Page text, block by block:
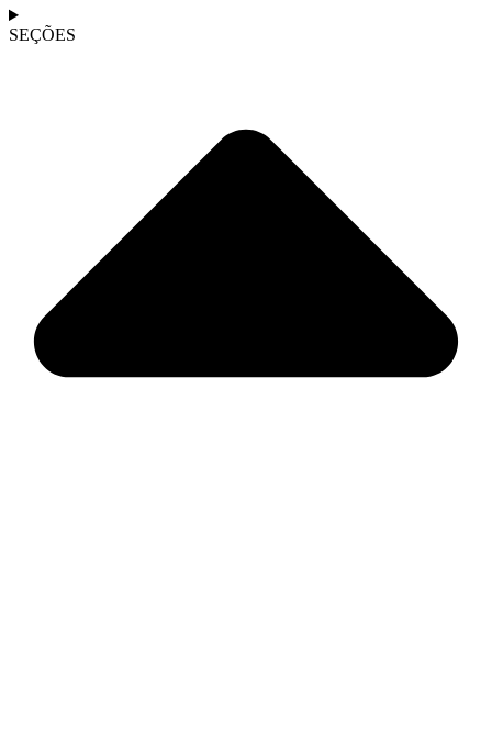
SEÇÕES